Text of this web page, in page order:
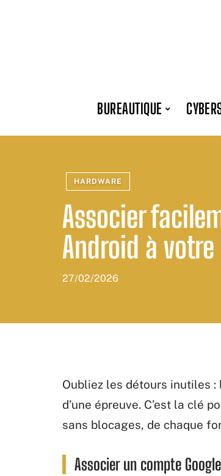
BUREAUTIQUE
HARDWARE
Associer
Android à
27/02/2026
Oubliez les détours inutiles :
d’une épreuve. C’est la clé
sans blocages, de chaque
Associer un compte